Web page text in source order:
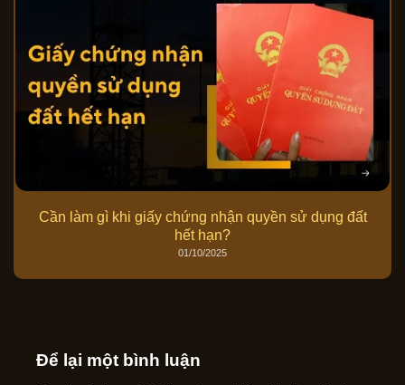
Cần làm gì khi giấy chứng nhận quyền sử dụng đất
hết hạn?
01/10/2025
Để lại một bình luận